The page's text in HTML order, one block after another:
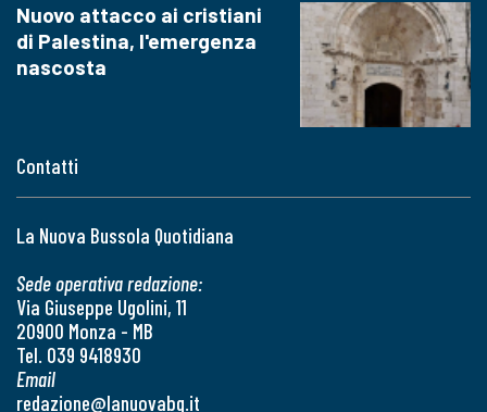
Contatti
La Nuova Bussola Quotidiana
Sede operativa redazione:
Via Giuseppe Ugolini, 11
20900 Monza - MB
Tel. 039 9418930
Email
redazione@lanuovabq.it
Nuovo attacco ai cristiani
di Palestina, l'emergenza
nascosta